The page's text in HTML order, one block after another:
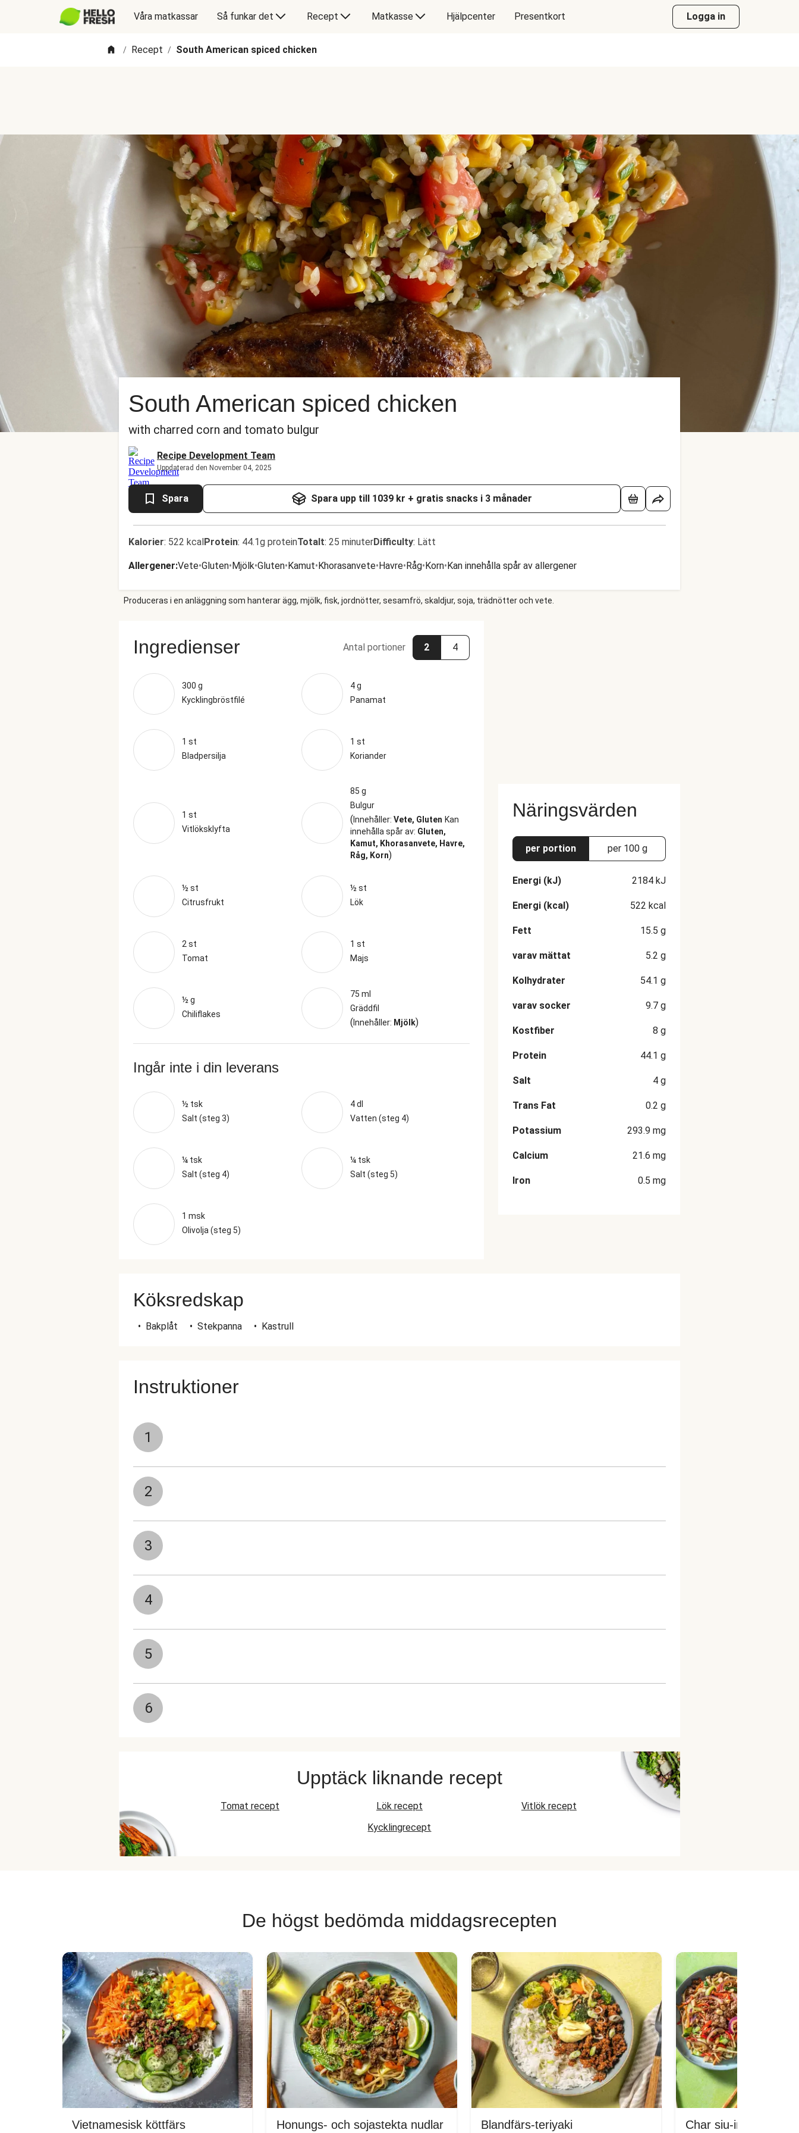
Våra matkassar Så funkar det Recept Matkasse Hjälpcenter Presentkort Logga in
/ Recept / South American spiced chicken
South American spiced chicken
with charred corn and tomato bulgur
Recipe Development Team
Uppdaterad den November 04, 2025
Spara Spara upp till 1039 kr + gratis snacks i 3 månader
Kalorier: 522 kcalProtein: 44.1g proteinTotalt: 25 minuterDifficulty: Lätt
Allergener:Vete•Gluten•Mjölk•Gluten•Kamut•Khorasanvete•Havre•Råg•Korn•Kan innehålla spår av allergener
Produceras i en anläggning som hanterar ägg, mjölk, fisk, jordnötter, sesamfrö, skaldjur, soja, trädnötter och vete.
Ingredienser Antal portioner 2 4
300 g
Kycklingbröstfilé
4 g
Panamat
1 st
Bladpersilja
1 st
Koriander
1 st
Vitlöksklyfta
85 g
Bulgur
(Innehåller: Vete, Gluten Kan
innehålla spår av: Gluten,
Kamut, Khorasanvete, Havre,
Råg, Korn)
½ st
Citrusfrukt
½ st
Lök
2 st
Tomat
1 st
Majs
½ g
Chiliflakes
75 ml
Gräddfil
(Innehåller: Mjölk)
Ingår inte i din leverans
½ tsk
Salt (steg 3)
4 dl
Vatten (steg 4)
¼ tsk
Salt (steg 4)
¼ tsk
Salt (steg 5)
1 msk
Olivolja (steg 5)
Näringsvärden
per portion per 100 g
Energi (kJ) 2184 kJ
Energi (kcal) 522 kcal
Fett 15.5 g
varav mättat 5.2 g
Kolhydrater 54.1 g
varav socker 9.7 g
Kostfiber 8 g
Protein 44.1 g
Salt 4 g
Trans Fat 0.2 g
Potassium 293.9 mg
Calcium 21.6 mg
Iron 0.5 mg
Köksredskap
• Bakplåt • Stekpanna • Kastrull
Instruktioner
1
2
3
4
5
6
Upptäck liknande recept
Tomat recept Lök recept
Vitlök recept
Kycklingrecept
De högst bedömda middagsrecepten
Vietnamesisk köttfärs Honungs- och sojastekta nudlar Blandfärs-teriyaki Char siu-inspirerad